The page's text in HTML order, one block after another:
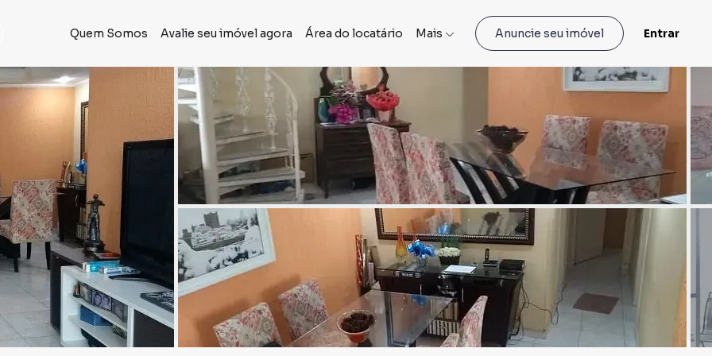
Quem Somos Avalie seu imóvel agora Área do locatário Mais Anuncie seu imóvel Entrar